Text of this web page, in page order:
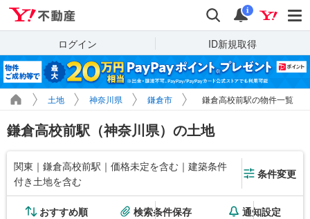
検索 通知
i
ログイン ID新規取得
土地 神奈川県 鎌倉市 鎌倉高校前駅の物件一覧
鎌倉高校前駅（神奈川県）の土地
関東｜鎌倉高校前駅｜価格未定を含む｜建築条件
付き土地を含む
条件変更
おすすめ順 検索条件保存 通知設定